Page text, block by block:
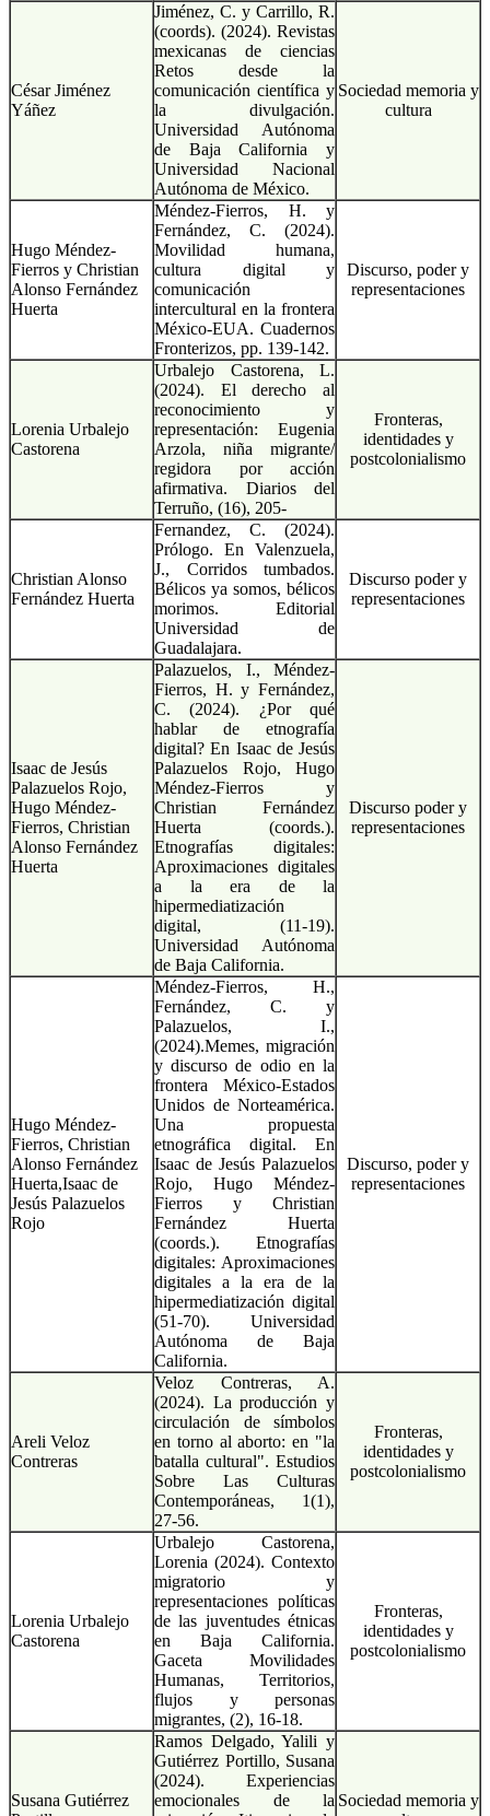
César Jiménez
Yáñez
Jiménez, C. y Carrillo, R.
(coords). (2024). Revistas
mexicanas de ciencias
Retos desde la
comunicación científica y
la divulgación.
Universidad Autónoma
de Baja California y
Universidad Nacional
Autónoma de México.
Sociedad memoria y
cultura
Hugo Méndez-
Fierros y Christian
Alonso Fernández
Huerta
Méndez-Fierros, H. y
Fernández, C. (2024).
Movilidad humana,
cultura digital y
comunicación
intercultural en la frontera
México-EUA. Cuadernos
Fronterizos, pp. 139-142.
Discurso, poder y
representaciones
Lorenia Urbalejo
Castorena
Urbalejo Castorena, L.
(2024). El derecho al
reconocimiento y
representación: Eugenia
Arzola, niña migrante/
regidora por acción
afirmativa. Diarios del
Terruño, (16), 205-
Fronteras,
identidades y
postcolonialismo
Christian Alonso
Fernández Huerta
Fernandez, C. (2024).
Prólogo. En Valenzuela,
J., Corridos tumbados.
Bélicos ya somos, bélicos
morimos. Editorial
Universidad de
Guadalajara.
Discurso poder y
representaciones
Isaac de Jesús
Palazuelos Rojo,
Hugo Méndez-
Fierros, Christian
Alonso Fernández
Huerta
Palazuelos, I., Méndez-
Fierros, H. y Fernández,
C. (2024). ¿Por qué
hablar de etnografía
digital? En Isaac de Jesús
Palazuelos Rojo, Hugo
Méndez-Fierros y
Christian Fernández
Huerta (coords.).
Etnografías digitales:
Aproximaciones digitales
a la era de la
hipermediatización
digital, (11-19).
Universidad Autónoma
de Baja California.
Discurso poder y
representaciones
Hugo Méndez-
Fierros, Christian
Alonso Fernández
Huerta,Isaac de
Jesús Palazuelos
Rojo
Méndez-Fierros, H.,
Fernández, C. y
Palazuelos, I.,
(2024).Memes, migración
y discurso de odio en la
frontera México-Estados
Unidos de Norteamérica.
Una propuesta
etnográfica digital. En
Isaac de Jesús Palazuelos
Rojo, Hugo Méndez-
Fierros y Christian
Fernández Huerta
(coords.). Etnografías
digitales: Aproximaciones
digitales a la era de la
hipermediatización digital
(51-70). Universidad
Autónoma de Baja
California.
Discurso, poder y
representaciones
Areli Veloz
Contreras
Veloz Contreras, A.
(2024). La producción y
circulación de símbolos
en torno al aborto: en "la
batalla cultural". Estudios
Sobre Las Culturas
Contemporáneas, 1(1),
27-56.
Fronteras,
identidades y
postcolonialismo
Lorenia Urbalejo
Castorena
Urbalejo Castorena,
Lorenia (2024). Contexto
migratorio y
representaciones políticas
de las juventudes étnicas
en Baja California.
Gaceta Movilidades
Humanas, Territorios,
flujos y personas
migrantes, (2), 16-18.
Fronteras,
identidades y
postcolonialismo
Susana Gutiérrez
Ramos Delgado, Yalili y
Gutiérrez Portillo, Susana
(2024). Experiencias
emocionales de la Sociedad memoria y